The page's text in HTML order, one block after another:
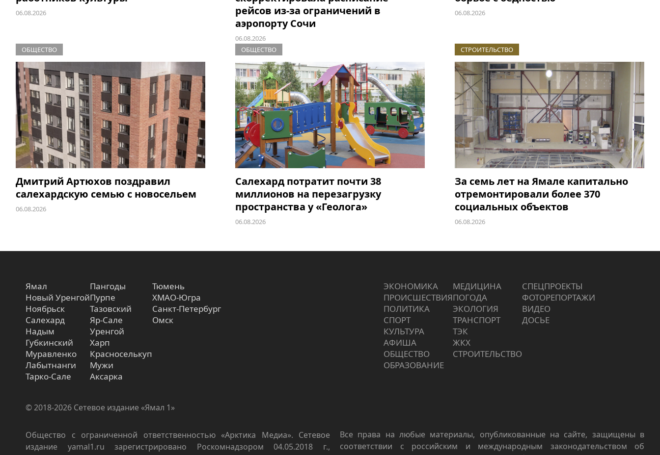
06.08.2026
рейсов из-за ограничений в
аэропорту Сочи
06.08.2026
06.08.2026
ОБЩЕСТВО
Дмитрий Артюхов поздравил
салехардскую семью с новосельем
06.08.2026
ОБЩЕСТВО
Салехард потратит почти 38
миллионов на перезагрузку
пространства у «Геолога»
06.08.2026
СТРОИТЕЛЬСТВО
За семь лет на Ямале капитально
отремонтировали более 370
социальных объектов
06.08.2026
Ямал
Новый Уренгой
Ноябрьск
Салехард
Надым
Губкинский
Муравленко
Лабытнанги
Тарко-Сале
Пангоды
Пурпе
Тазовский
Яр-Сале
Уренгой
Харп
Красноселькуп
Мужи
Аксарка
Тюмень
ХМАО-Югра
Санкт-Петербург
Омск
ЭКОНОМИКА
ПРОИCШЕСТВИЯ
ПОЛИТИКА
СПОРТ
КУЛЬТУРА
АФИША
ОБЩЕСТВО
ОБРАЗОВАНИЕ
МЕДИЦИНА
ПОГОДА
ЭКОЛОГИЯ
ТРАНСПОРТ
ТЭК
ЖКХ
СТРОИТЕЛЬСТВО
СПЕЦПРОЕКТЫ
ФОТОРЕПОРТАЖИ
ВИДЕО
ДОСЬЕ
© 2018-2026 Сетевое издание «Ямал 1»
Общество с ограниченной ответственностью «Арктика Медиа». Сетевое
издание yamal1.ru зарегистрировано Роскомнадзором 04.05.2018 г.,
Все права на любые материалы, опубликованные на сайте, защищены в
соответствии с российским и международным законодательством об